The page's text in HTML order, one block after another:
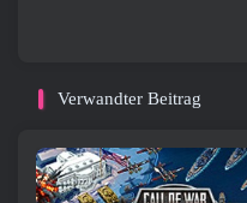
Verwandter Beitrag